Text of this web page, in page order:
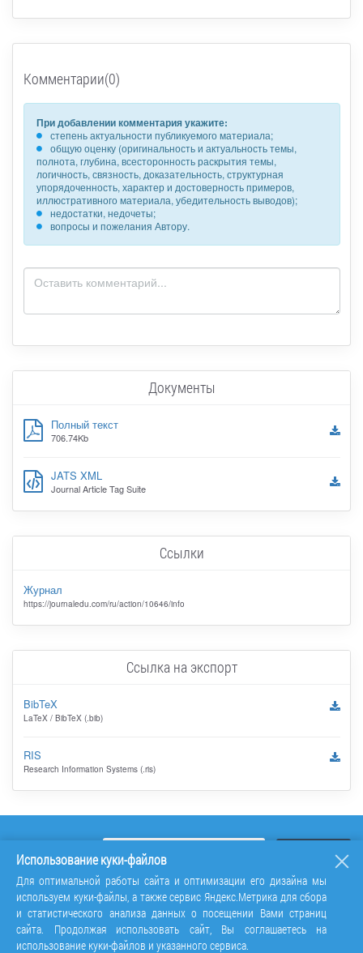
Комментарии(0)
При добавлении комментария укажите:
степень актуальности публикуемого материала;
общую оценку (оригинальность и актуальность темы,
полнота, глубина, всесторонность раскрытия темы,
логичность, связность, доказательность, структурная
упорядоченность, характер и достоверность примеров,
иллюстративного материала, убедительность выводов);
недостатки, недочеты;
вопросы и пожелания Автору.
Документы
Полный текст
706.74Kb
JATS XML
Journal Article Tag Suite
Ссылки
Журнал
https://journaledu.com/ru/action/10646/info
Ссылка на экспорт
BibTeX
LaTeX / BibTeX (.bib)
RIS
Research Information Systems (.ris)
Использование куки-файлов
Для оптимальной работы сайта и оптимизации его дизайна мы
используем куки-файлы, а также сервис Яндекс.Метрика для сбора
и статистического анализа данных о посещении Вами страниц
сайта. Продолжая использовать сайт, Вы соглашаетесь на
использование куки-файлов и указанного сервиса.